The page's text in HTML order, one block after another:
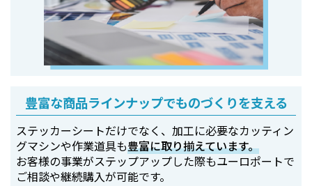
豊富な商品ラインナップでものづくりを支える
ステッカーシートだけでなく、加工に必要なカッティン
グマシンや作業道具も豊富に取り揃えています。
お客様の事業がステップアップした際もユーロポートで
ご相談や継続購入が可能です。